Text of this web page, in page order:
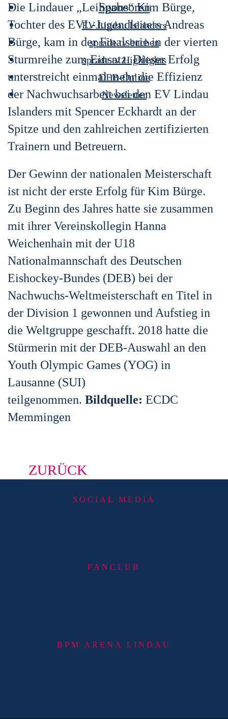
Sponsoren
EV Lindau Islanders
sprade.tv buchen
sprade.tv Highlights
DEB-Online
Newsletter
Die Lindauer „Leihgabe“ Kim Bürge,
Tochter des EVL-Jugendleiters Andreas
Bürge, kam in der Finalserie in der vierten
Sturmreihe zum Einsatz. Dieser Erfolg
unterstreicht einmal mehr die Effizienz
der Nachwuchsarbeit bei den EV Lindau
Islanders mit Spencer Eckhardt an der
Spitze und den zahlreichen zertifizierten
Trainern und Betreuern.
Der Gewinn der nationalen Meisterschaft
ist nicht der erste Erfolg für Kim Bürge.
Zu Beginn des Jahres hatte sie zusammen
mit ihrer Vereinskollegin Hanna
Weichenhain mit der U18
Nationalmannschaft des Deutschen
Eishockey-Bundes (DEB) bei der
Nachwuchs-Weltmeisterschaft en Titel in
der Division 1 gewonnen und Aufstieg in
die Weltgruppe geschafft. 2018 hatte die
Stürmerin mit der DEB-Auswahl an den
Youth Olympic Games (YOG) in
Lausanne (SUI)
teilgenommen. Bildquelle: ECDC
Memmingen
ZURÜCK
SOCIAL MEDIA
FANCLUB
BPM ARENA LINDAU